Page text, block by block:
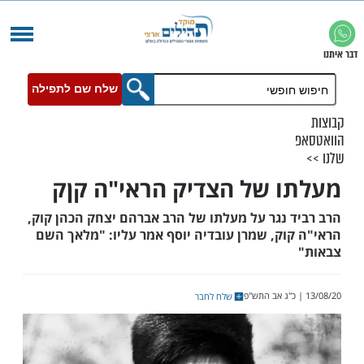
שלח שם לתפילה
של הצדיק הראי"ה קןק
שמרן עובדיה יוסף אמר עליו: "מלאך השם